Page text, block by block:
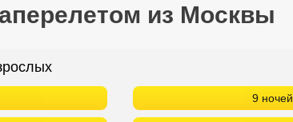
из Москвы
9 ночей